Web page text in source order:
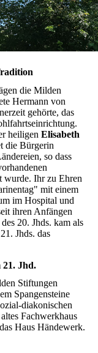
die Milden
Hermann von
gehörte, das
heiligen Elisabeth
die Bürgerin
so dass
wurde. Ihr zu Ehren
mit einem
im Hospital und
ihren Anfängen
20. Jhds. kam als
Jhds. das
21. Jhd.
Stiftungen
Spangensteine
diakonischen
Fachwerkhaus
Haus Händewerk.